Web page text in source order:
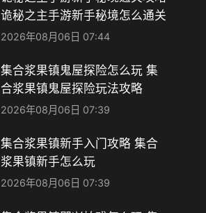
诡秘之主手游新手秘境怎么通关
2026年08月06日 07:44
集合浆果镇鬼屋探险怎么玩 集
合浆果镇鬼屋探险玩法攻略
2026年08月06日 07:39
集合浆果镇新手入门攻略 集合
浆果镇新手怎么玩
2026年08月06日 07:39